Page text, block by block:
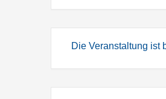
Die Veranstaltung ist